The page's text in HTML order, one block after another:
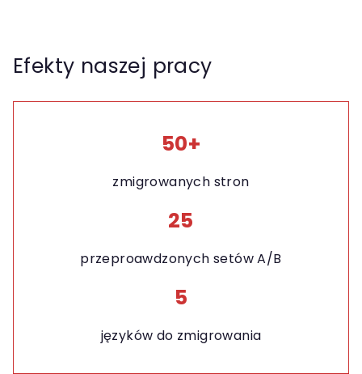
Efekty naszej pracy
50+
zmigrowanych stron
25
przeproawdzonych setów A/B
5
języków do zmigrowania